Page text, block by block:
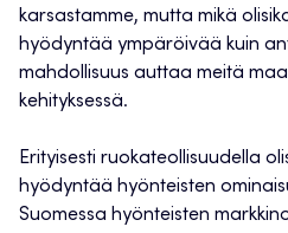
karsastamme, mutta mikä
hyödyntää ympäröivää kuin
mahdollisuus auttaa meitä
kehityksessä.
Erityisesti ruokateollisuudella
hyödyntää hyönteisten
Suomessa hyönteisten